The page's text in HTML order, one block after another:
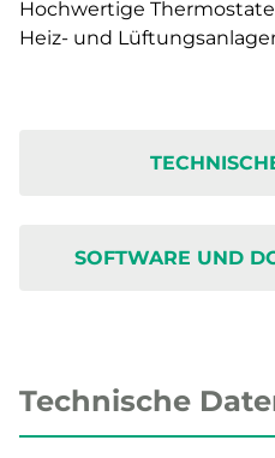
Hochwertige
Heiz- und
SOFTWARE UND
Technische